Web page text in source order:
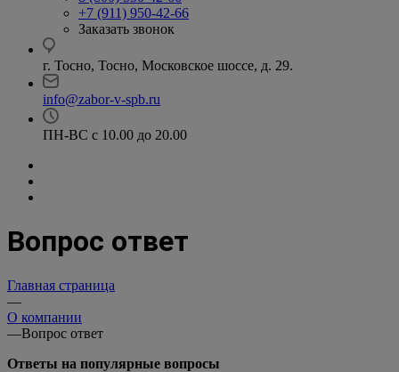
+7 (911) 950-42-66
Заказать звонок
г. Тосно, Тосно, Московское шоссе, д. 29.
info@zabor-v-spb.ru
ПН-ВС с 10.00 до 20.00
Вопрос ответ
Главная страница
—
О компании
—Вопрос ответ
Ответы на популярные вопросы